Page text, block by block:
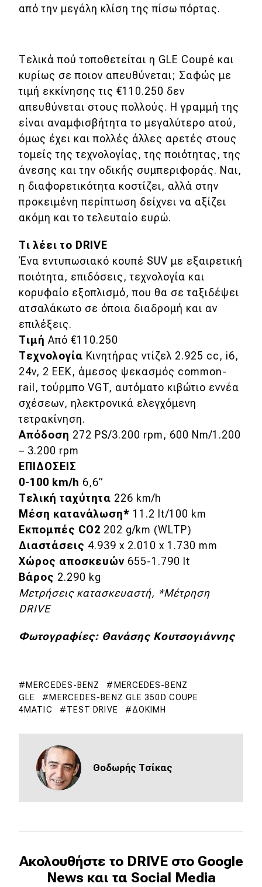
από την μεγάλη κλίση της πίσω πόρτας.
Τελικά πού τοποθετείται η GLE Coupé και
κυρίως σε ποιον απευθύνεται; Σαφώς με
τιμή εκκίνησης τις €110.250 δεν
απευθύνεται στους πολλούς. Η γραμμή της
είναι αναμφισβήτητα το μεγαλύτερο ατού,
όμως έχει και πολλές άλλες αρετές στους
τομείς της τεχνολογίας, της ποιότητας, της
άνεσης και την οδικής συμπεριφοράς. Ναι,
η διαφορετικότητα κοστίζει, αλλά στην
προκειμένη περίπτωση δείχνει να αξίζει
ακόμη και το τελευταίο ευρώ.
Τι λέει το DRIVE
Ένα εντυπωσιακό κουπέ SUV με εξαιρετική
ποιότητα, επιδόσεις, τεχνολογία και
κορυφαίο εξοπλισμό, που θα σε ταξιδέψει
ατσαλάκωτο σε όποια διαδρομή και αν
επιλέξεις.
Τιμή Από €110.250
Τεχνολογία Κινητήρας ντίζελ 2.925 cc, i6,
24v, 2 EEK, άμεσος ψεκασμός common-
rail, τούρμπο VGT, αυτόματο κιβώτιο εννέα
σχέσεων, ηλεκτρονικά ελεγχόμενη
τετρακίνηση.
Απόδοση 272 PS/3.200 rpm, 600 Nm/1.200
– 3.200 rpm
ΕΠΙΔΟΣΕΙΣ
0-100 km/h 6,6”
Τελική ταχύτητα 226 km/h
Μέση κατανάλωση* 11.2 lt/100 km
Εκπομπές CO2 202 g/km (WLTP)
Διαστάσεις 4.939 x 2.010 x 1.730 mm
Χώρος αποσκευών 655-1.790 lt
Βάρος 2.290 kg
Μετρήσεις κατασκευαστή, *Mέτρηση
DRIVE
Φωτογραφίες: Θανάσης Κουτσογιάννης
MERCEDES-BENZ
MERCEDES-BENZ
GLE
MERCEDES-BENZ GLE 350D COUPE
4MATIC
TEST DRIVE ΔΟΚΙΜΉ
Θοδωρής Τσίκας
Ακολουθήστε το DRIVE στο Google
News και τα Social Media